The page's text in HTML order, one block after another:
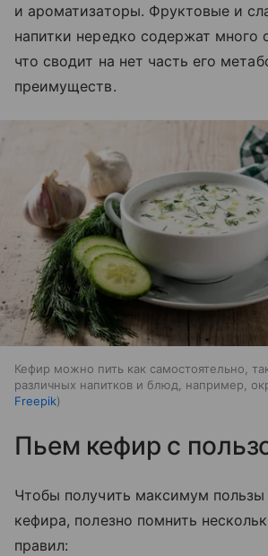
и ароматизаторы. Фруктовые и
напитки нередко содержат много
что сводит на нет часть его
преимуществ.
Кефир можно пить как самостоятельно,
различных напитков и блюд, например,
Freepik
Пьем кефир с
Чтобы получить максимум пользы
кефира, полезно помнить
правил: